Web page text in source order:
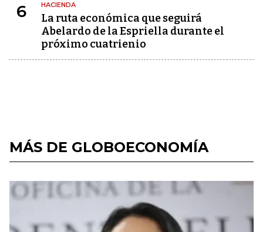
6 HACIENDA
La ruta económica que seguirá
Abelardo de la Espriella durante el
próximo cuatrienio
MÁS DE GLOBOECONOMÍA